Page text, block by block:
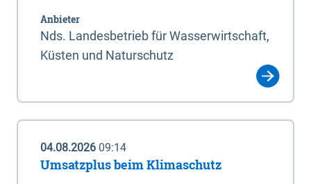
Anbieter
Nds. Landesbetrieb für Wasserwirtschaft,
Küsten und Naturschutz
04.08.2026 09:14
Umsatzplus beim Klimaschutz